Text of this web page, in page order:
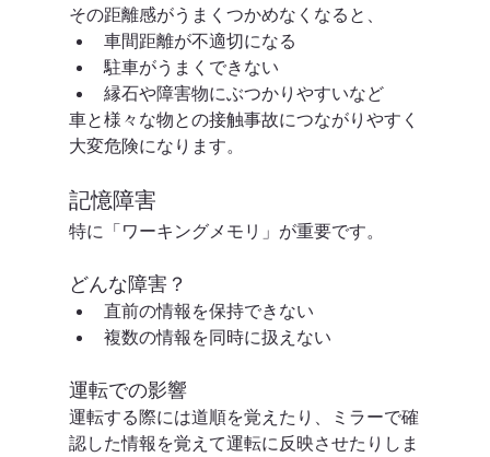
その距離感がうまくつかめなくなると、
車間距離が不適切になる
駐車がうまくできない
縁石や障害物にぶつかりやすいなど
車と様々な物との接触事故につながりやすく
大変危険になります。
記憶障害
特に「ワーキングメモリ」が重要です。
どんな障害？
直前の情報を保持できない
複数の情報を同時に扱えない
運転での影響
運転する際には道順を覚えたり、ミラーで確
認した情報を覚えて運転に反映させたりしま